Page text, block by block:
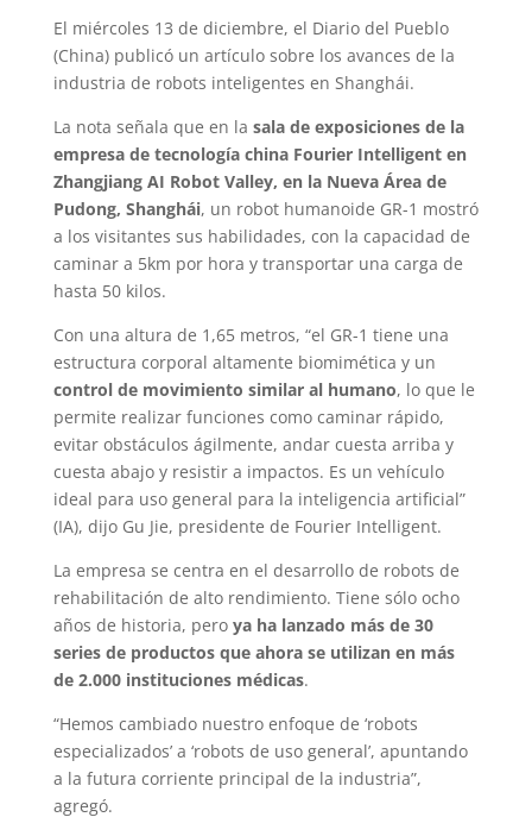
El miércoles 13 de diciembre, el Diario del Pueblo
(China) publicó un artículo sobre los avances de la
industria de robots inteligentes en Shanghái.
La nota señala que en la sala de exposiciones de la
empresa de tecnología china Fourier Intelligent en
Zhangjiang AI Robot Valley, en la Nueva Área de
Pudong, Shanghái, un robot humanoide GR-1 mostró
a los visitantes sus habilidades, con la capacidad de
caminar a 5km por hora y transportar una carga de
hasta 50 kilos.
Con una altura de 1,65 metros, “el GR-1 tiene una
estructura corporal altamente biomimética y un
control de movimiento similar al humano, lo que le
permite realizar funciones como caminar rápido,
evitar obstáculos ágilmente, andar cuesta arriba y
cuesta abajo y resistir a impactos. Es un vehículo
ideal para uso general para la inteligencia artificial”
(IA), dijo Gu Jie, presidente de Fourier Intelligent.
La empresa se centra en el desarrollo de robots de
rehabilitación de alto rendimiento. Tiene sólo ocho
años de historia, pero ya ha lanzado más de 30
series de productos que ahora se utilizan en más
de 2.000 instituciones médicas.
“Hemos cambiado nuestro enfoque de ‘robots
especializados’ a ‘robots de uso general’, apuntando
a la futura corriente principal de la industria”,
agregó.